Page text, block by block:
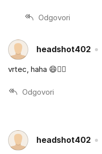
Odgovori
headshot402
vrtec, haha 😄🤷‍♂️
Odgovori
headshot402